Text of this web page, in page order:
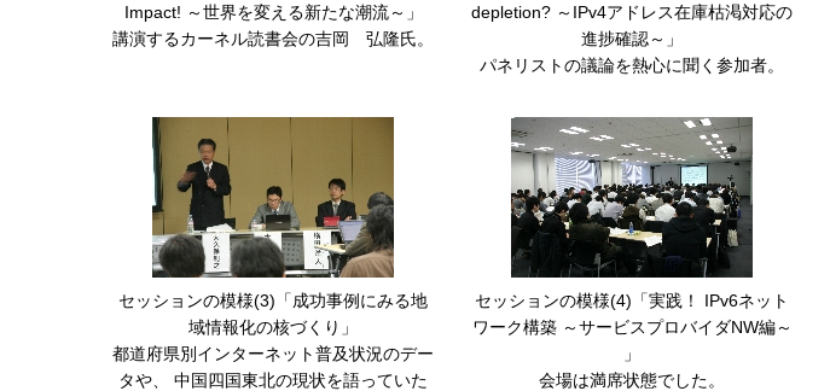
Impact! ～世界を変える新たな潮流～」
講演するカーネル読書会の吉岡 弘隆氏。
depletion? ～IPv4アドレス在庫枯渇対応の
進捗確認～」
パネリストの議論を熱心に聞く参加者。
セッションの模様(3)「成功事例にみる地
域情報化の核づくり」
都道府県別インターネット普及状況のデー
タや、 中国四国東北の現状を語っていた
セッションの模様(4)「実践！ IPv6ネット
ワーク構築 ～サービスプロバイダNW編～
」
会場は満席状態でした。